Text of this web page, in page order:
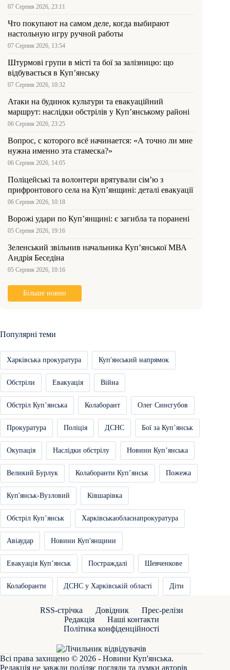
07 Серпня 2026, 23:11
Что покупают на самом деле, когда выбирают
настольную игру ручной работы
07 Серпня 2026, 13:54
Штурмові групи в місті та бої за залізницю: що
відбувається в Куп’янську
07 Серпня 2026, 10:32
Атаки на будинок культури та евакуаційний
маршрут: наслідки обстрілів у Куп’янському районі
06 Серпня 2026, 23:25
Вопрос, с которого всё начинается: «А точно ли мне
нужна именно эта стамеска?»
06 Серпня 2026, 14:05
Поліцейські та волонтери врятували сім’ю з
прифронтового села на Куп’янщині: деталі евакуації
06 Серпня 2026, 10:18
Ворожі удари по Куп’янщині: є загибла та поранені
05 Серпня 2026, 19:16
Зеленський звільнив начальника Купʼянської МВА
Андрія Беседіна
05 Серпня 2026, 10:16
Більше новин
Популярні теми
Харківська прокуратура Куп'янський напрямок
Обстріли Евакуація Війна
Обстріл Купʼянська Колаборант Олег Синєгубов
Прокуратура Поліція ДСНС Бої за Купʼянськ
Окупація Наслідки обстрілу Новини Купʼянська
Великий Бурлук Колаборанти Купʼянськ Пожежа
Куп'янськ-Вузловий Ківшарівка
Обстріл Купʼянськ Харківськаобласнапрокуратура
Авіаудар Новини Куп'янщини
Евакуація Купʼянськ Постраждалі Шевченкове
Колаборанти ДСНС у Харківській області Діти
RSS-стрічка Довідник
Прес-релізи
Редакція
Наші контакти
Політика конфіденційності
Всі права захищено © 2026 - Новини Куп'янська.
Редакція не завжди поділяє погляди та думки авторів